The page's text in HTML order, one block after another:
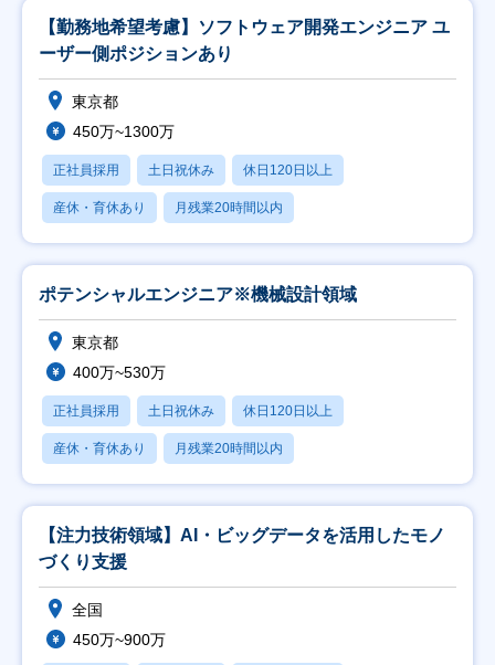
【勤務地希望考慮】ソフトウェア開発エンジニア ユ
ーザー側ポジションあり
東京都
450万~1300万
正社員採用 土日祝休み 休日120日以上
産休・育休あり 月残業20時間以内
ポテンシャルエンジニア※機械設計領域
東京都
400万~530万
正社員採用 土日祝休み 休日120日以上
産休・育休あり 月残業20時間以内
【注力技術領域】AI・ビッグデータを活用したモノ
づくり支援
全国
450万~900万